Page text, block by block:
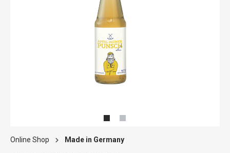
Online Shop Made in Germany